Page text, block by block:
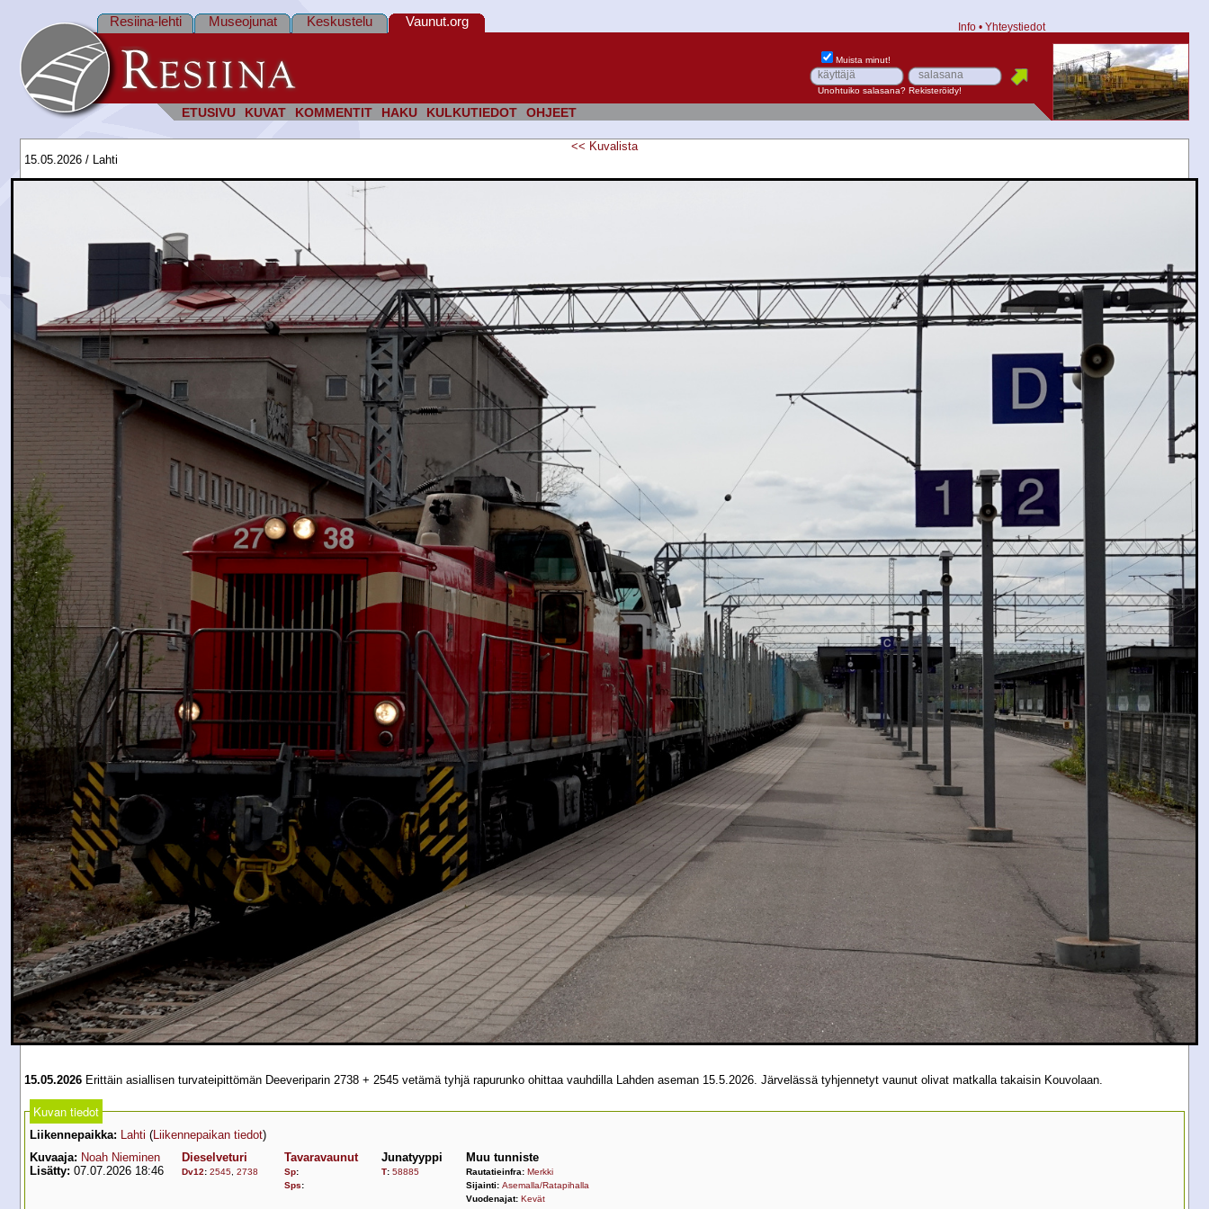
ETUSIVU KUVAT KOMMENTIT HAKU KULKUTIEDOT OHJEET
Resiina-lehti Museojunat Keskustelu Vaunut.org Info • Yhteystiedot
Muista minut!
Unohtuiko salasana? Rekisteröidy!
<< Kuvalista
15.05.2026 / Lahti
15.05.2026 Erittäin asiallisen turvateipittömän Deeveriparin 2738 + 2545 vetämä tyhjä rapurunko ohittaa vauhdilla Lahden aseman 15.5.2026. Järvelässä tyhjennetyt vaunut olivat matkalla takaisin Kouvolaan.
Kuvan tiedot
Liikennepaikka: Lahti ( Liikennepaikan tiedot)
Kuvaaja: Noah Nieminen
Lisätty: 07.07.2026 18:46
Dieselveturi
Dv12: 2545 2738
Tavaravaunut
Sp:
Sps:
Junatyyppi
T: 58885
Muu tunniste
Rautatieinfra: Merkki
Sijainti: Asemalla/Ratapihalla
Vuodenajat: Kevät